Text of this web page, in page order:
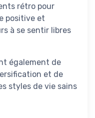
rétro pour
positive et
à se sentir libres
également de
et de
styles de vie sains